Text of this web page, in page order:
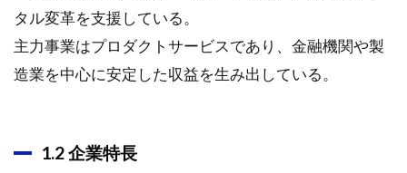
タル変革を支援している。
主力事業はプロダクトサービスであり、金融機関や製
造業を中心に安定した収益を生み出している。
1.2 企業特長